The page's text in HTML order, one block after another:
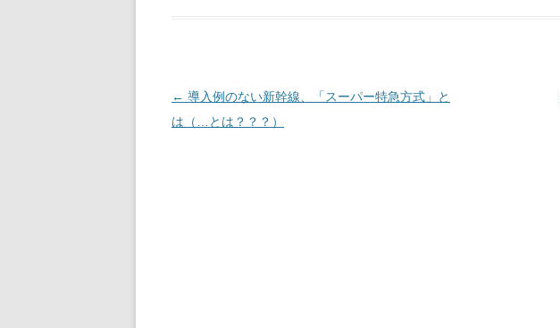
投
稿
← 導入例のない新幹線、「スーパー特急方式」と
は（…とは？？？）